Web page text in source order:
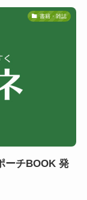
書籍・雑誌
ーチBOOK 発